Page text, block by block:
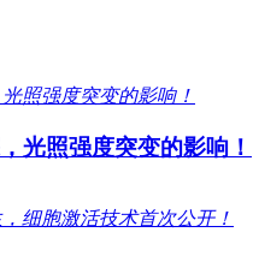
光照强度突变的影响！